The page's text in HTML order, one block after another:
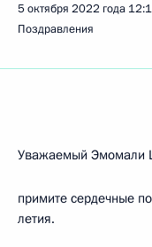
5 октября 2022 года
Поздравления
Уважаемый Эмомали
примите сердечные
летия.